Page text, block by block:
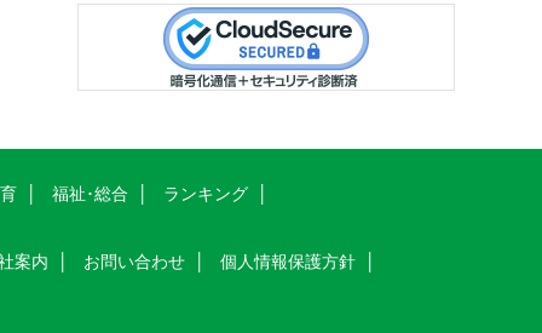
福祉･総合 ランキング
案内 お問い合わせ 個人情報保護方針